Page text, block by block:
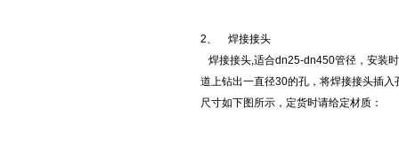
2、 焊接接头
焊接接头,适合dn25-dn450管径，安装
道上钻出一直径30的孔，将焊接接头插入
尺寸如下图所示，定货时请给定材质：